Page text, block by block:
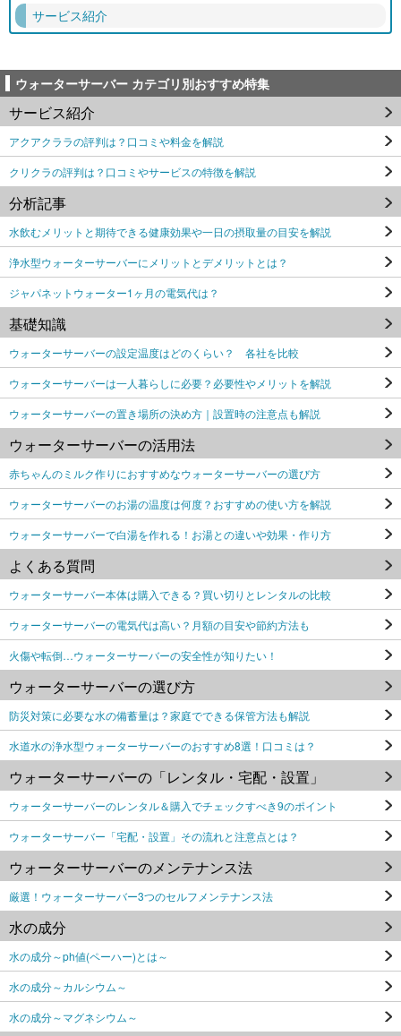
サービス紹介
ウォーターサーバー カテゴリ別おすすめ特集
サービス紹介
アクアクララの評判は？口コミや料金を解説
クリクラの評判は？口コミやサービスの特徴を解説
分析記事
水飲むメリットと期待できる健康効果や一日の摂取量の目安を解説
浄水型ウォーターサーバーにメリットとデメリットとは？
ジャパネットウォーター1ヶ月の電気代は？
基礎知識
ウォーターサーバーの設定温度はどのくらい？ 各社を比較
ウォーターサーバーは一人暮らしに必要？必要性やメリットを解説
ウォーターサーバーの置き場所の決め方｜設置時の注意点も解説
ウォーターサーバーの活用法
赤ちゃんのミルク作りにおすすめなウォーターサーバーの選び方
ウォーターサーバーのお湯の温度は何度？おすすめの使い方を解説
ウォーターサーバーで白湯を作れる！お湯との違いや効果・作り方
よくある質問
ウォーターサーバー本体は購入できる？買い切りとレンタルの比較
ウォーターサーバーの電気代は高い？月額の目安や節約方法も
火傷や転倒…ウォーターサーバーの安全性が知りたい！
ウォーターサーバーの選び方
防災対策に必要な水の備蓄量は？家庭でできる保管方法も解説
水道水の浄水型ウォーターサーバーのおすすめ8選！口コミは？
ウォーターサーバーの「レンタル・宅配・設置」
ウォーターサーバーのレンタル＆購入でチェックすべき9のポイント
ウォーターサーバー「宅配・設置」その流れと注意点とは？
ウォーターサーバーのメンテナンス法
厳選！ウォーターサーバー3つのセルフメンテナンス法
水の成分
水の成分～ph値(ペーハー)とは～
水の成分～カルシウム～
水の成分～マグネシウム～